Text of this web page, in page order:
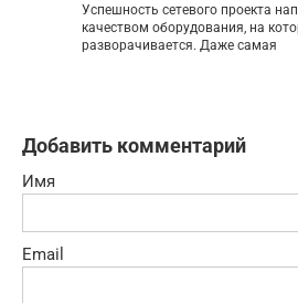
Успешность сетевого проекта
качеством оборудования, на
разворачивается. Даже самая
Добавить комментарий
Имя
Email